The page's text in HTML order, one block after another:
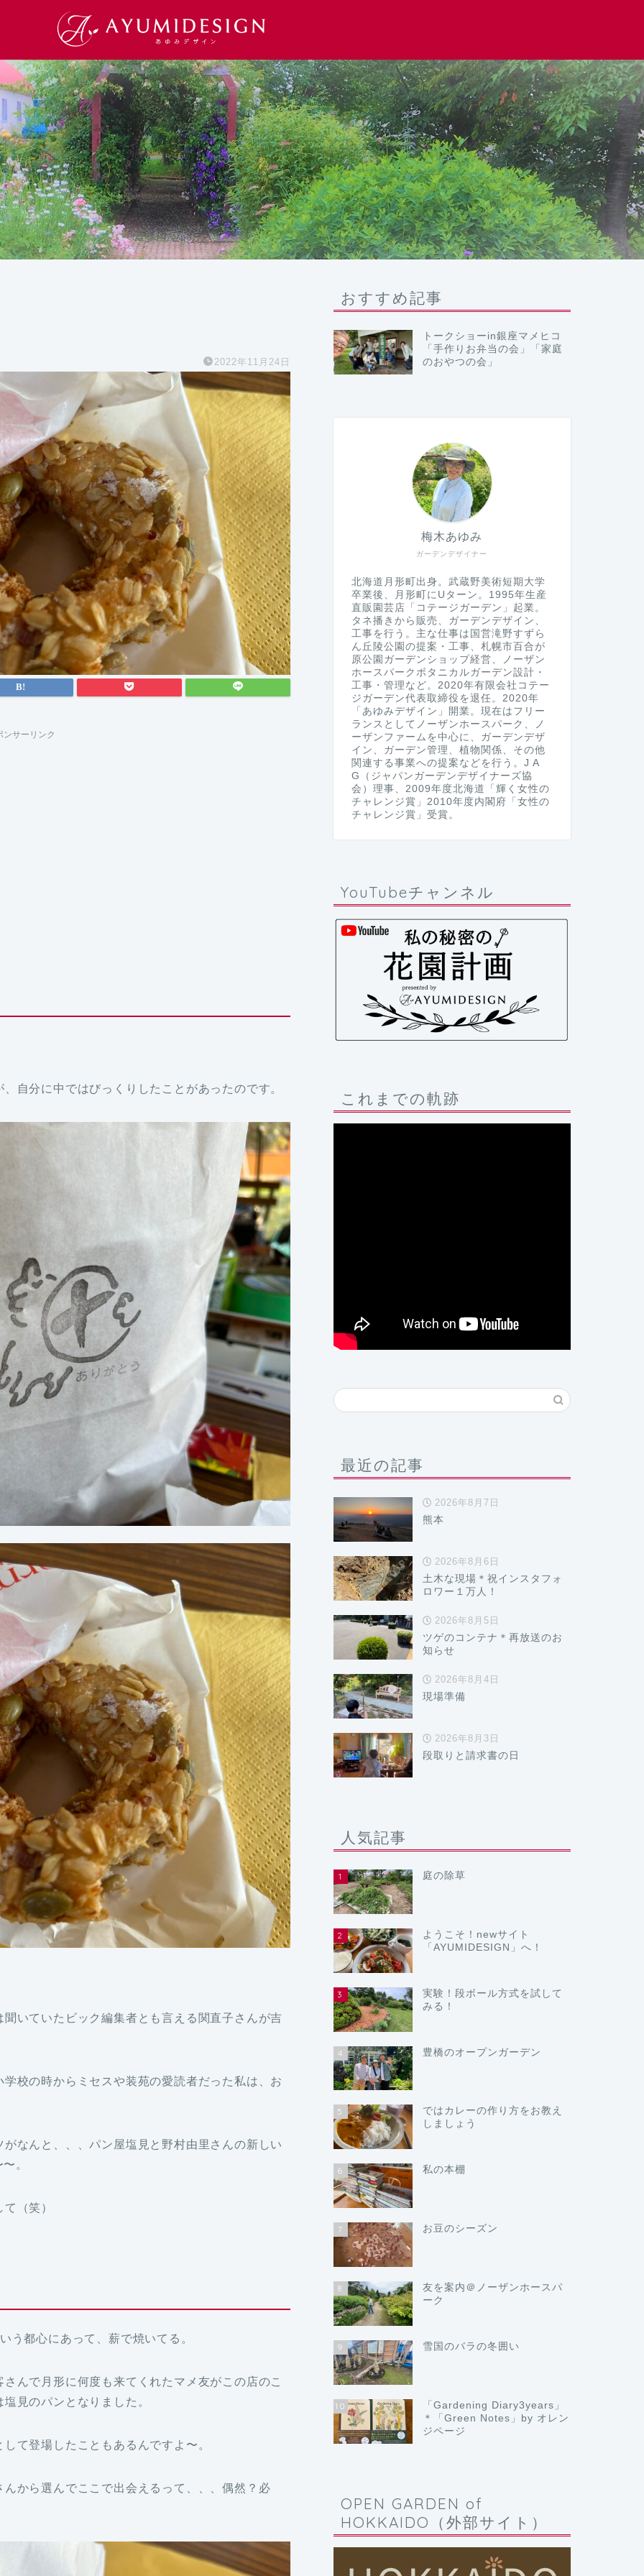
2022年11月24日
ンサーリンク
自分に中ではびっくりしたことがあったのです。
いていたビック編集者とも言える関直子さんが吉
校の時からミセスや装苑の愛読者だった私は、お
なんと、、、パン屋塩見と野村由里さんの新しい
。
（笑）
う都心にあって、薪で焼いてる。
んで月形に何度も来てくれたマメ友がこの店のこ
見のパンとなりました。
て登場したこともあるんですよ〜。
から選んでここで出会えるって、、、偶然？必
おすすめ記事
トークショーin銀座マメヒコ
「手作りお弁当の会」「家庭
のおやつの会」
ガーデンデザイナー
梅木あゆみ
北海道月形町出身。武蔵野美術短期大学
卒業後、月形町にUターン。1995年生産
直販園芸店「コテージガーデン」起業。
タネ播きから販売、ガーデンデザイン、
工事を行う。主な仕事は国営滝野すずら
ん丘陵公園の提案・工事、札幌市百合が
原公園ガーデンショップ経営、ノーザン
ホースパークボタニカルガーデン設計・
工事・管理など。2020年有限会社コテー
ジガーデン代表取締役を退任。2020年
「あゆみデザイン」開業。現在はフリー
ランスとしてノーザンホースパーク、ノ
ーザンファームを中心に、ガーデンデザ
イン、ガーデン管理、植物関係、その他
関連する事業への提案などを行う。J A
G（ジャパンガーデンデザイナーズ協
会）理事、2009年度北海道「輝く女性の
チャレンジ賞」2010年度内閣府「女性の
チャレンジ賞」受賞。
YouTubeチャンネル
これまでの軌跡
最近の記事
2026年8月7日
熊本
2026年8月6日
土木な現場＊祝インスタフォ
ロワー１万人！
2026年8月5日
ツゲのコンテナ＊再放送のお
知らせ
2026年8月4日
現場準備
2026年8月3日
段取りと請求書の日
人気記事
1 庭の除草
2
ようこそ！newサイト
「AYUMIDESIGN」へ！
3
実験！段ボール方式を試して
みる！
4 豊橋のオープンガーデン
5
ではカレーの作り方をお教え
しましょう
6 私の本棚
7 お豆のシーズン
8
友を案内＠ノーザンホースパ
ーク
9 雪国のバラの冬囲い
10
「Gardening Diary3years」
＊「Green Notes」by オレン
ジページ
OPEN GARDEN of
HOKKAIDO（外部サイト）